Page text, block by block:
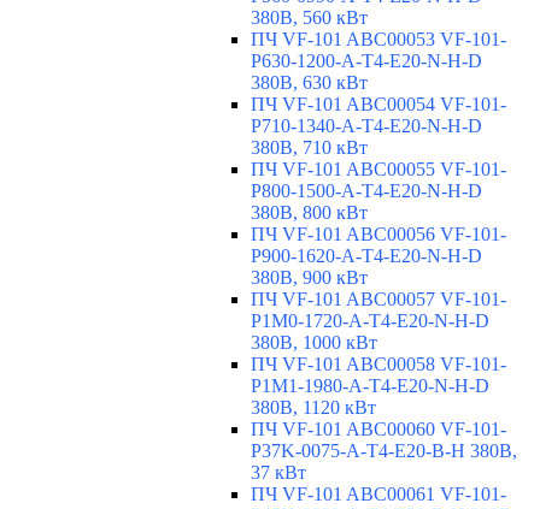
380В, 560 кВт
ПЧ VF-101 ABC00053 VF-101-
P630-1200-A-T4-E20-N-H-D
380В, 630 кВт
ПЧ VF-101 ABC00054 VF-101-
P710-1340-A-T4-E20-N-H-D
380В, 710 кВт
ПЧ VF-101 ABC00055 VF-101-
P800-1500-A-T4-E20-N-H-D
380В, 800 кВт
ПЧ VF-101 ABC00056 VF-101-
P900-1620-A-T4-E20-N-H-D
380В, 900 кВт
ПЧ VF-101 ABC00057 VF-101-
P1M0-1720-A-T4-E20-N-H-D
380В, 1000 кВт
ПЧ VF-101 ABC00058 VF-101-
P1M1-1980-A-T4-E20-N-H-D
380В, 1120 кВт
ПЧ VF-101 ABC00060 VF-101-
P37K-0075-A-T4-E20-B-H 380В,
37 кВт
ПЧ VF-101 ABC00061 VF-101-